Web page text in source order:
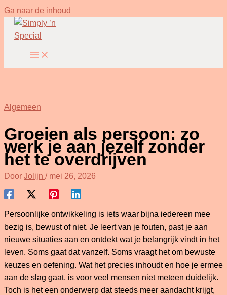
Ga naar de inhoud
Algemeen
Groeien als persoon: zo
werk je aan jezelf zonder
het te overdrijven
Door Jolijn / mei 26, 2026
Persoonlijke ontwikkeling is iets waar bijna iedereen mee
bezig is, bewust of niet. Je leert van je fouten, past je aan
nieuwe situaties aan en ontdekt wat je belangrijk vindt in het
leven. Soms gaat dat vanzelf. Soms vraagt het om bewuste
keuzes en oefening. Wat het precies inhoudt en hoe je ermee
aan de slag gaat, is voor veel mensen niet meteen duidelijk.
Toch is het een onderwerp dat steeds meer aandacht krijgt,